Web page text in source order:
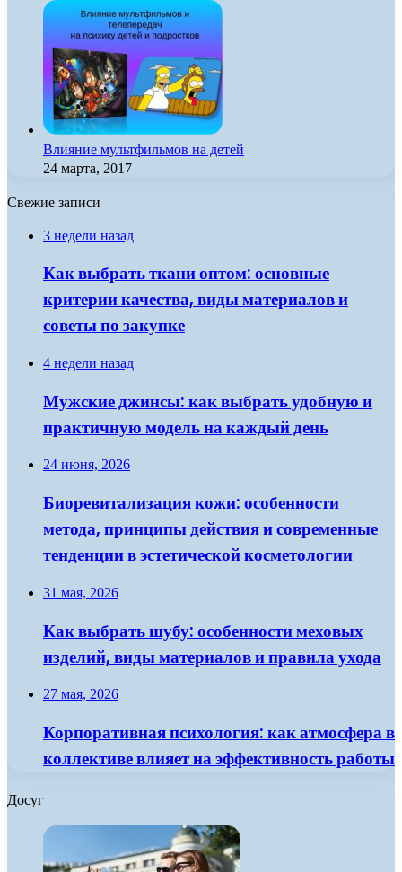
Влияние мультфильмов на детей
24 марта, 2017
Свежие записи
3 недели назад
Как выбрать ткани оптом: основные
критерии качества, виды материалов и
советы по закупке
4 недели назад
Мужские джинсы: как выбрать удобную и
практичную модель на каждый день
24 июня, 2026
Биоревитализация кожи: особенности
метода, принципы действия и современные
тенденции в эстетической косметологии
31 мая, 2026
Как выбрать шубу: особенности меховых
изделий, виды материалов и правила ухода
27 мая, 2026
Корпоративная психология: как атмосфера в
коллективе влияет на эффективность работы
Досуг